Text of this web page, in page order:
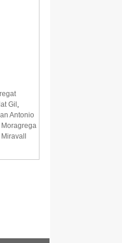
Gil ,
Antonio
Moragrega